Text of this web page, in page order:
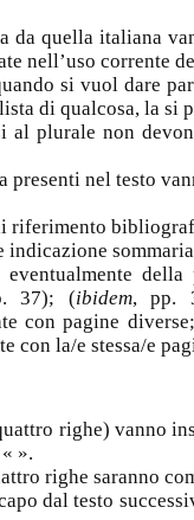
da quella italiana
nell’uso corrente
si vuol dare
di qualcosa, la si
al plurale non
nel testo
riferimento
indicazione
37); (ibidem, pp.
con pagine
con la/e stessa/e
righe) vanno
».
righe saranno
dal testo